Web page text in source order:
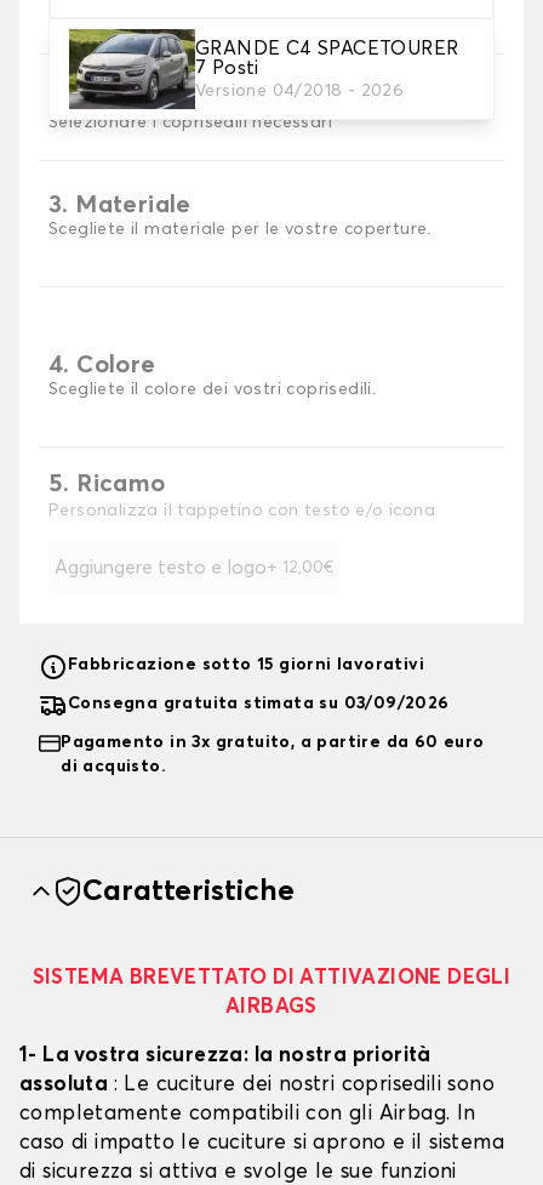
GRANDE C4 SPACETOURER
7 Posti
Versione 04/2018 - 2026
2. Set di coperture
Selezionare i coprisedili necessari
3. Materiale
Scegliete il materiale per le vostre coperture.
4. Colore
Scegliete il colore dei vostri coprisedili.
5. Ricamo
Personalizza il tappetino con testo e/o icona
Aggiungere testo e logo + 12,00€
Fabbricazione sotto 15 giorni lavorativi
Consegna gratuita stimata su 03/09/2026
Pagamento in 3x gratuito, a partire da 60 euro
di acquisto.
Caratteristiche
SISTEMA BREVETTATO DI ATTIVAZIONE DEGLI
AIRBAGS
1- La vostra sicurezza: la nostra priorità
assoluta : Le cuciture dei nostri coprisedili sono
completamente compatibili con gli Airbag. In
caso di impatto le cuciture si aprono e il sistema
di sicurezza si attiva e svolge le sue funzioni